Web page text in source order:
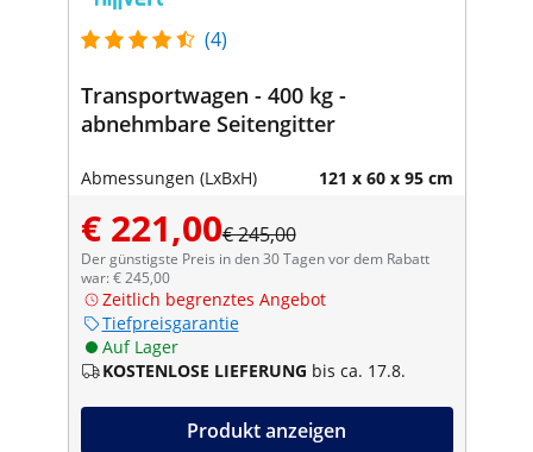
(4)
Transportwagen - 400 kg -
abnehmbare Seitengitter
Abmessungen (LxBxH) 121 x 60 x 95 cm
€ 221,00€ 245,00
Der günstigste Preis in den 30 Tagen vor dem Rabatt
war: € 245,00
Zeitlich begrenztes Angebot
Tiefpreisgarantie
Auf Lager
KOSTENLOSE LIEFERUNG bis ca. 17.8.
Produkt anzeigen